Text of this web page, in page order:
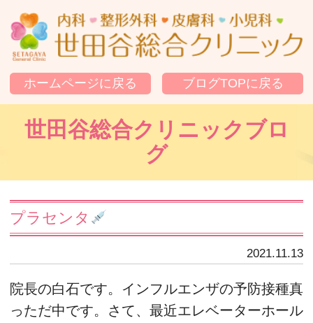
ホームページに戻る ブログTOPに戻る
世田谷総合クリニックブロ
グ
プラセンタ
2021.11.13
院長の白石です。インフルエンザの予防接種真
っただ中です。さて、最近エレベーターホール